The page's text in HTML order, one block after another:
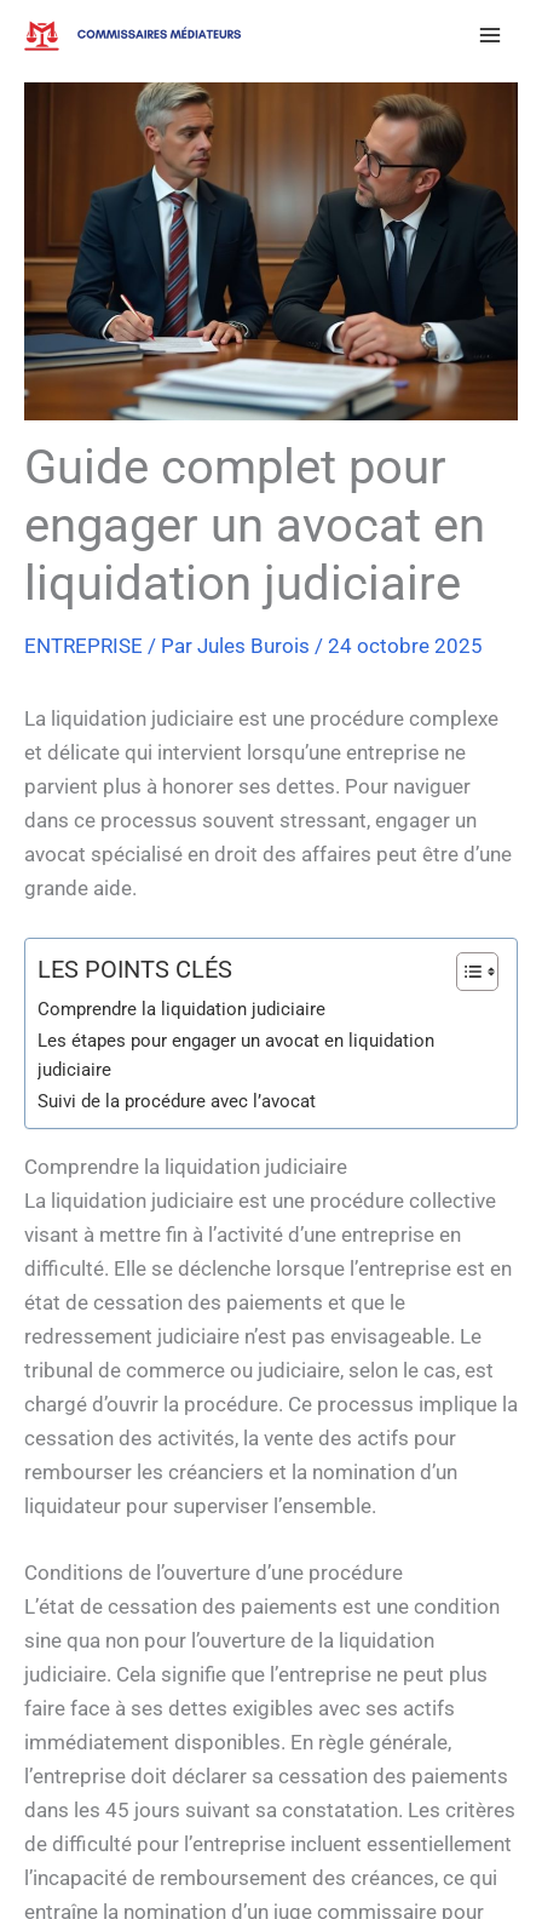
Aller
contenu
Guide complet pour
engager un avocat en
liquidation judiciaire
ENTREPRISE / Par Jules Burois / 24 octobre 2025
La liquidation judiciaire est une procédure complexe
et délicate qui intervient lorsqu’une entreprise ne
parvient plus à honorer ses dettes. Pour naviguer
dans ce processus souvent stressant, engager un
avocat spécialisé en droit des affaires peut être d’une
grande aide.
LES POINTS CLÉS
Comprendre la liquidation judiciaire
Les étapes pour engager un avocat en liquidation
judiciaire
Suivi de la procédure avec l’avocat
Comprendre la liquidation judiciaire
La liquidation judiciaire est une procédure collective
visant à mettre fin à l’activité d’une entreprise en
difficulté. Elle se déclenche lorsque l’entreprise est en
état de cessation des paiements et que le
redressement judiciaire n’est pas envisageable. Le
tribunal de commerce ou judiciaire, selon le cas, est
chargé d’ouvrir la procédure. Ce processus implique la
cessation des activités, la vente des actifs pour
rembourser les créanciers et la nomination d’un
liquidateur pour superviser l’ensemble.
Conditions de l’ouverture d’une procédure
L’état de cessation des paiements est une condition
sine qua non pour l’ouverture de la liquidation
judiciaire. Cela signifie que l’entreprise ne peut plus
faire face à ses dettes exigibles avec ses actifs
immédiatement disponibles. En règle générale,
l’entreprise doit déclarer sa cessation des paiements
dans les 45 jours suivant sa constatation. Les critères
de difficulté pour l’entreprise incluent essentiellement
l’incapacité de remboursement des créances, ce qui
entraîne la nomination d’un juge commissaire pour